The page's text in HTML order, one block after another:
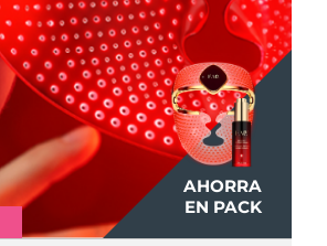
AHORRA
EN PACK